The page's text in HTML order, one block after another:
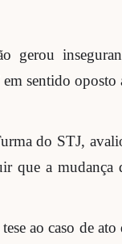
gerou
sentido oposto
do STJ,
que a mudança
ao caso de ato